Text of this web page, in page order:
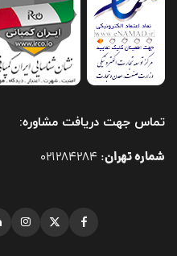
تماس جهت دریافت مشاوره:
شماره تهران:
021284284